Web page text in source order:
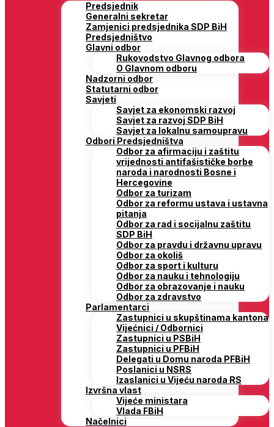
Predsjednik
Generalni sekretar
Zamjenici predsjednika SDP BiH
Predsjedništvo
Glavni odbor
Rukovodstvo Glavnog odbora
O Glavnom odboru
Nadzorni odbor
Statutarni odbor
Savjeti
Savjet za ekonomski razvoj
Savjet za razvoj SDP BiH
Savjet za lokalnu samoupravu
Odbori Predsjedništva
Odbor za afirmaciju i zaštitu
vrijednosti antifašističke borbe
naroda i narodnosti Bosne i
Hercegovine
Odbor za turizam
Odbor za reformu ustava i ustavna
pitanja
Odbor za rad i socijalnu zaštitu
SDP BiH
Odbor za pravdu i državnu upravu
Odbor za okoliš
Odbor za sport i kulturu
Odbor za nauku i tehnologiju
Odbor za obrazovanje i nauku
Odbor za zdravstvo
Parlamentarci
Zastupnici u skupštinama kantona
Vijećnici / Odbornici
Zastupnici u PSBiH
Zastupnici u PFBiH
Delegati u Domu naroda PFBiH
Poslanici u NSRS
Izaslanici u Vijeću naroda RS
Izvršna vlast
Vijeće ministara
Vlada FBiH
Načelnici